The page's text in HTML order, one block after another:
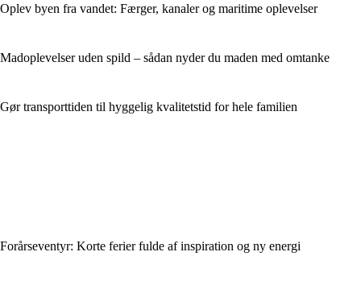
Oplev byen fra vandet: Færger, kanaler og maritime oplevelser
Madoplevelser uden spild – sådan nyder du maden med omtanke
Gør transporttiden til hyggelig kvalitetstid for hele familien
Forårseventyr: Korte ferier fulde af inspiration og ny energi